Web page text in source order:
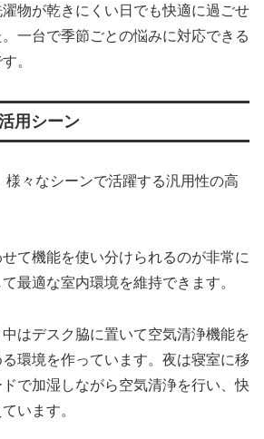
物が乾きにくい日でも快適に過ごせ
一台で季節ごとの悩みに対応できる
。
用シーン
様々なシーンで活躍する汎用性の高
て機能を使い分けられるのが非常に
最適な室内環境を維持できます。
はデスク脇に置いて空気清浄機能を
環境を作っています。夜は寝室に移
で加湿しながら空気清浄を行い、快
います。